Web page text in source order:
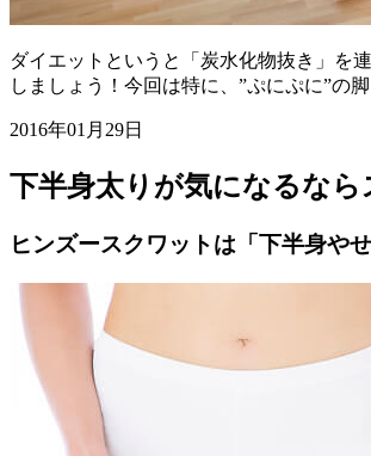
ダイエットというと「炭水化物抜き」を
しましょう！今回は特に、”ぷにぷに”の
2016年01月29日
下半身太りが気になるなら
ヒンズースクワットは「下半身や